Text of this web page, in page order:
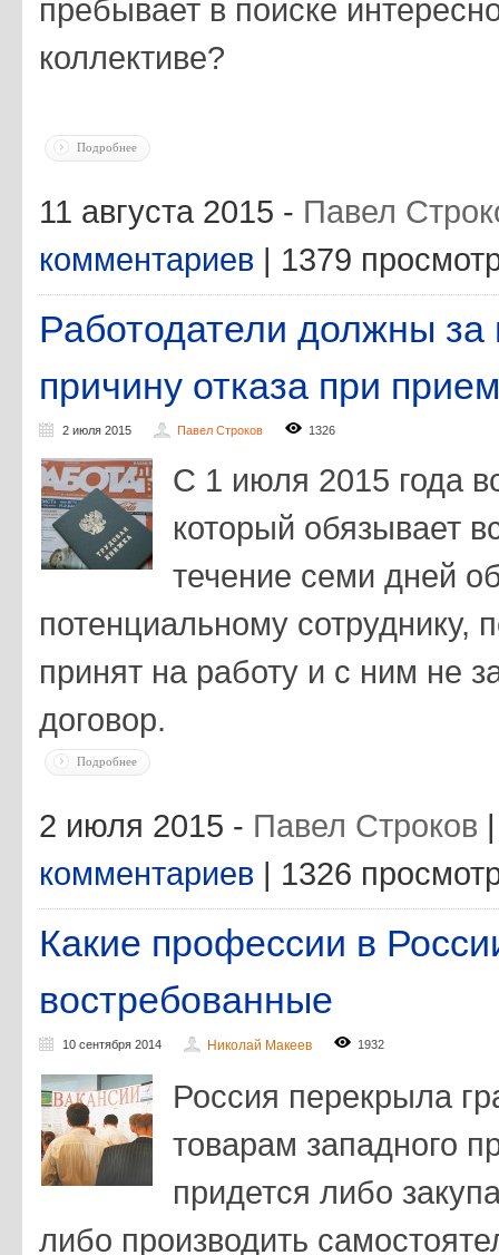
пребывает в поиске
коллективе?
Подробнее
11 августа 2015 - Павел
комментариев | 1379
Работодатели должны
причину отказа при
2 июля 2015 Павел Строков 1326
С 1 июля 2015 года
который обязывает
течение семи дней
потенциальному сотруднику,
принят на работу и с ним не
договор.
Подробнее
2 июля 2015 - Павел Строков
комментариев | 1326
Какие профессии в
востребованные
10 сентября 2014 Николай Макеев 1932
Россия перекрыла
товарам западного
придется либо
либо производить